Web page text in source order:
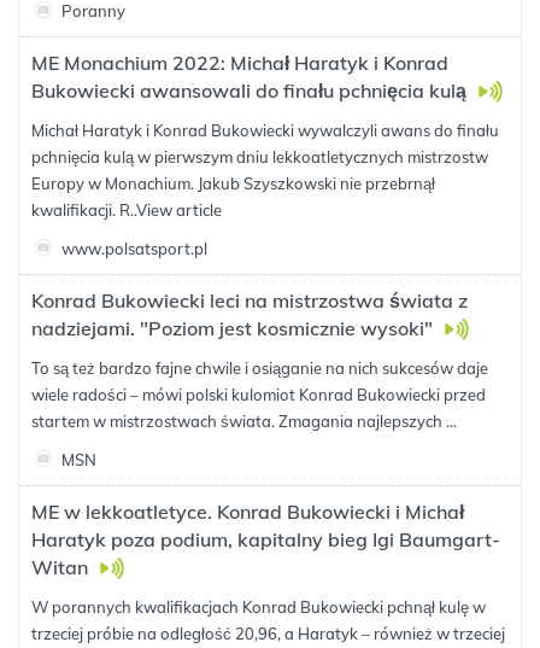
Poranny
ME Monachium 2022: Michał Haratyk i Konrad
Bukowiecki awansowali do finału pchnięcia kulą
Michał Haratyk i Konrad Bukowiecki wywalczyli awans do finału
pchnięcia kulą w pierwszym dniu lekkoatletycznych mistrzostw
Europy w Monachium. Jakub Szyszkowski nie przebrnął
kwalifikacji. R..View article
www.polsatsport.pl
Konrad Bukowiecki leci na mistrzostwa świata z
nadziejami. "Poziom jest kosmicznie wysoki"
To są też bardzo fajne chwile i osiąganie na nich sukcesów daje
wiele radości – mówi polski kulomiot Konrad Bukowiecki przed
startem w mistrzostwach świata. Zmagania najlepszych ...
MSN
ME w lekkoatletyce. Konrad Bukowiecki i Michał
Haratyk poza podium, kapitalny bieg Igi Baumgart-
Witan
W porannych kwalifikacjach Konrad Bukowiecki pchnął kulę w
trzeciej próbie na odległość 20,96, a Haratyk – również w trzeciej